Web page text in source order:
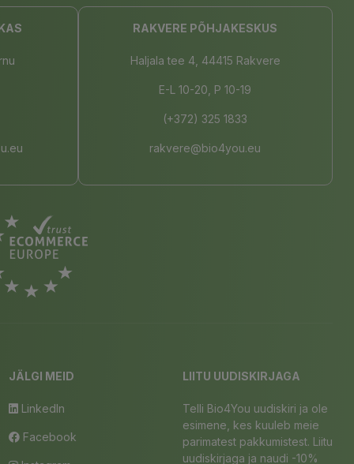
RAKVERE PÕHJAKESKUS
Haljala tee 4, 44415 Rakvere
E-L 10-20, P 10-19
(+372) 325 1833
rakvere@bio4you.eu
JÄLGI MEID
LinkedIn
Facebook
LIITU UUDISKIRJAGA
Telli Bio4You uudiskiri ja ole
esimene, kes kuuleb meie
parimatest pakkumistest. Liitu
uudiskirjaga ja naudi -10%